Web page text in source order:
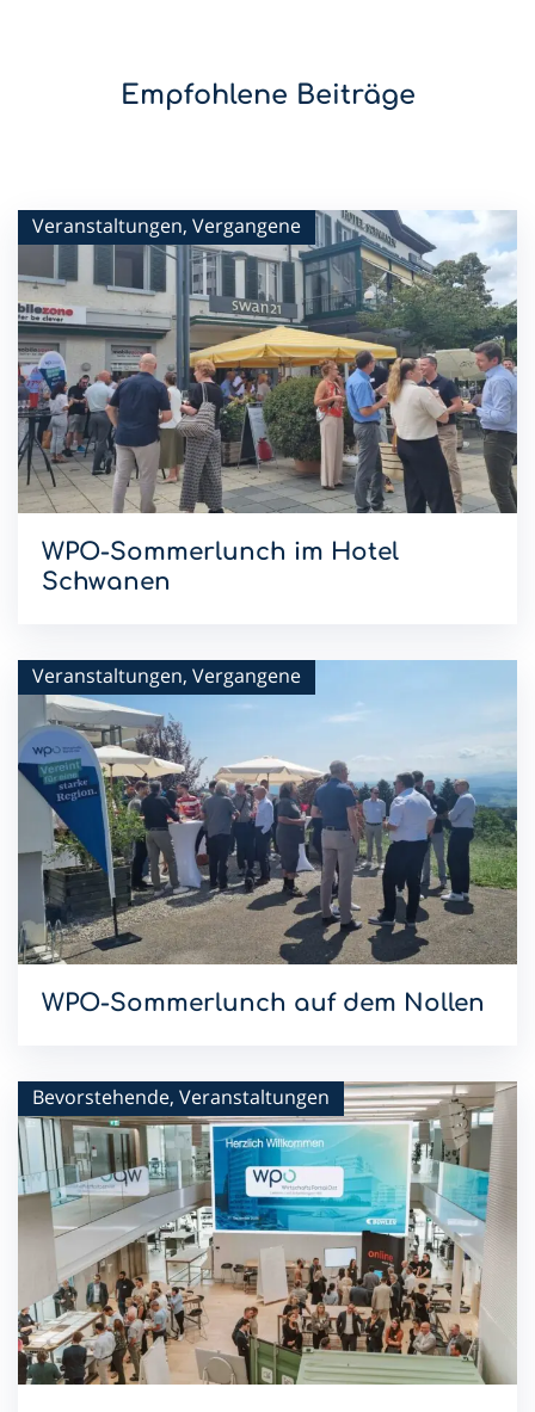
Empfohlene Beiträge
Veranstaltungen, Vergangene
WPO-Sommerlunch im Hotel
Schwanen
Veranstaltungen, Vergangene
WPO-Sommerlunch auf dem Nollen
Bevorstehende, Veranstaltungen